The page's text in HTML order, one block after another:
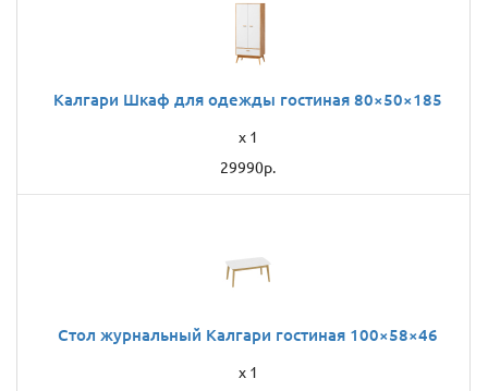
Калгари Шкаф для одежды гостиная 80×50×185
x 1
29990р.
Стол журнальный Калгари гостиная 100×58×46
x 1